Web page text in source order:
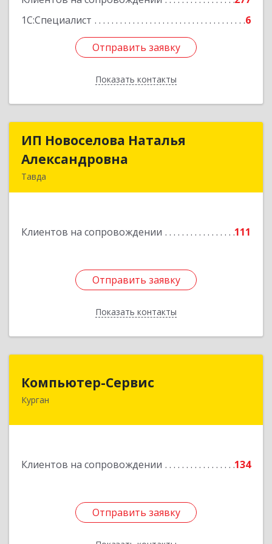
1С:Специалист
6
Отправить заявку
Показать контакты
Отправить заявку
Назад
ИП Новоселова Наталья
Александровна
Тавда
Клиентов на сопровождении 111
Отправить заявку
Показать контакты
ИП Новоселова Наталья
Подробнее
Отправить заявку
Назад
Компьютер-Сервис
Курган
Клиентов на сопровождении 134
Отправить заявку
Отправить заявку